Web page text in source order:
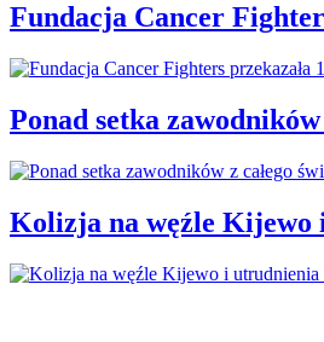
Fundacja Cancer
Ponad setka
Kolizja na węźle Kijewo